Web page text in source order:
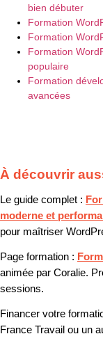
bien débuter
Formation
Formation
Formation
populaire
Formation
avancées
À découvrir
Le guide complet :
moderne et
pour maîtriser
Page formation :
animée par Coralie.
sessions.
Financer votre
France Travail ou un